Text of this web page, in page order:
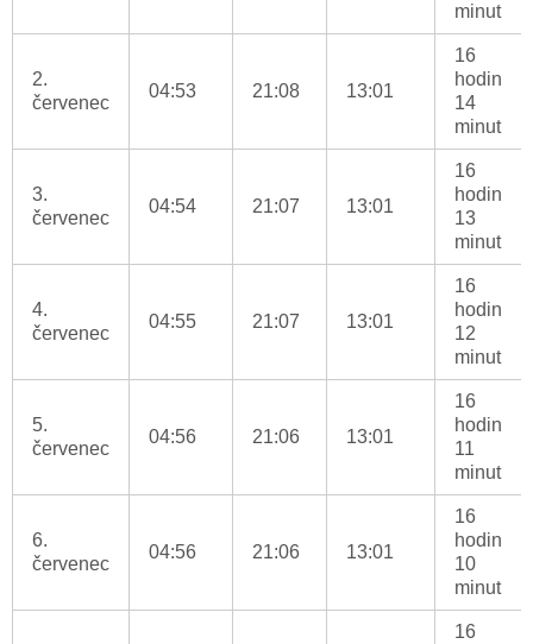
minut
2.
červenec
04:53 21:08 13:01
16
hodin
14
minut
3.
červenec
04:54 21:07 13:01
16
hodin
13
minut
4.
červenec
04:55 21:07 13:01
16
hodin
12
minut
5.
červenec
04:56 21:06 13:01
16
hodin
11
minut
6.
červenec
04:56 21:06 13:01
16
hodin
10
minut
16